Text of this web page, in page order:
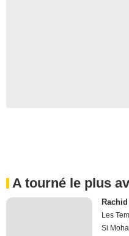
A tourné le plus
Les
Si